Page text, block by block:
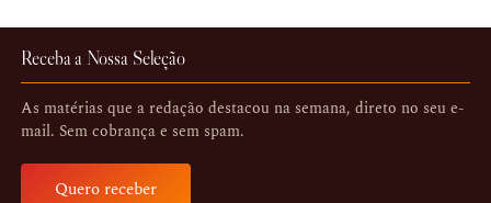
Receba a Nossa Seleção
As matérias que a redação destacou na semana, direto no seu e-
mail. Sem cobrança e sem spam.
Quero receber